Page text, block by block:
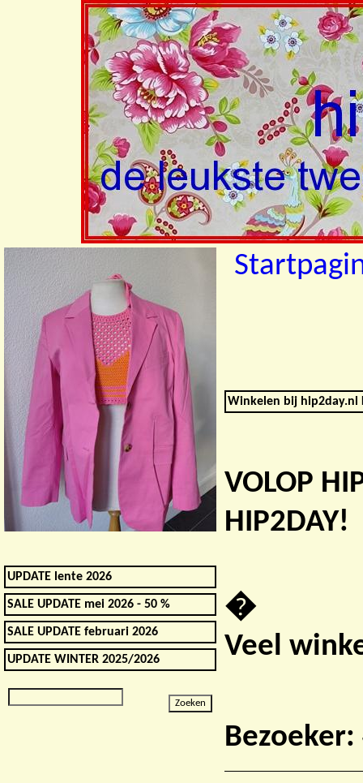
UPDATE lente 2026
SALE UPDATE mei 2026 - 50 %
SALE UPDATE februari 2026
UPDATE WINTER 2025/2026
Winkelen bij hip2day.nl
VOLOP
HIP2DAY!
�
Veel